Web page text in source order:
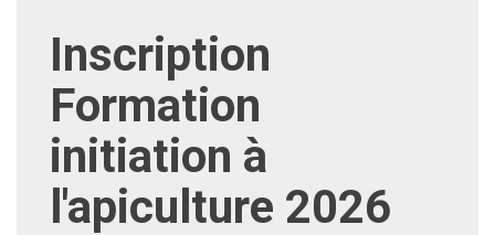
Inscription
Formation
initiation à
l'apiculture 2026